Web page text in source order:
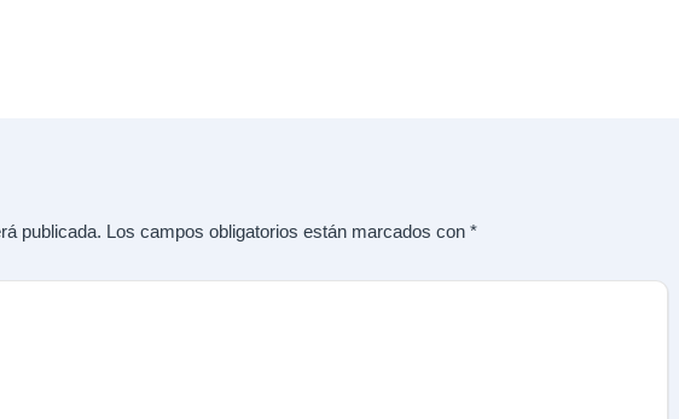
publicada. Los campos obligatorios están marcados con *